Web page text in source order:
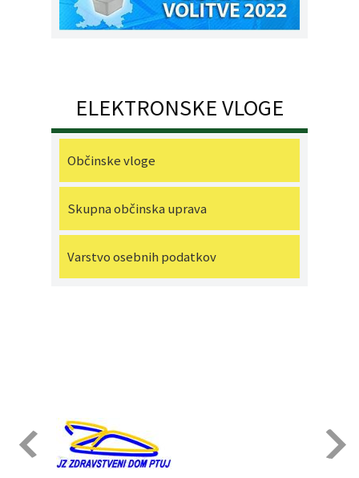
ELEKTRONSKE VLOGE
Občinske vloge
Skupna občinska uprava
Varstvo osebnih podatkov